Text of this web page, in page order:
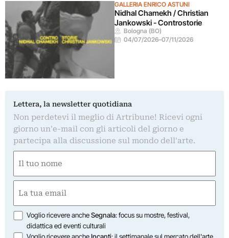
GALLERIA ENRICO ASTUNI
Nidhal Chamekh / Christian
Jankowski - Controstorie
Bologna (BO)
04/07/2026–07/11/2026
Lettera, la newsletter quotidiana
Non perdetevi il meglio di Artribune! Ricevi ogni
giorno un'e-mail con gli articoli del giorno e
partecipa alla discussione sul mondo dell'arte.
(Required)
First
(Required)
Opzioni
Voglio ricevere ancheSegnala: focus su mostre, festival,
didattica ed eventi culturali
Voglio ricevere ancheIncanti: il settimanale sul mercato dell'arte